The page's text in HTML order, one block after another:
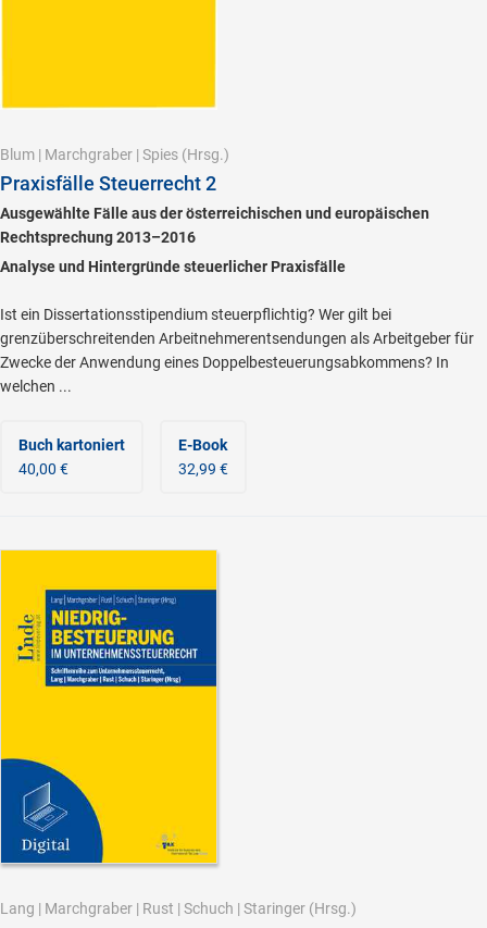
Blum | Marchgraber | Spies (Hrsg.)
Praxisfälle Steuerrecht 2
Ausgewählte Fälle aus der österreichischen und europäischen
Rechtsprechung 2013–2016
Analyse und Hintergründe steuerlicher Praxisfälle
Ist ein Dissertationsstipendium steuerpflichtig? Wer gilt bei
grenzüberschreitenden Arbeitnehmerentsendungen als Arbeitgeber für
Zwecke der Anwendung eines Doppelbesteuerungsabkommens? In
welchen ...
Buch kartoniert
40,00 €
E-Book
32,99 €
Lang | Marchgraber | Rust | Schuch | Staringer (Hrsg.)